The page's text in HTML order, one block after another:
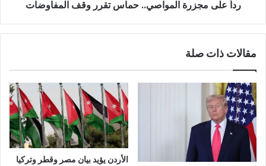
رداً على مجزرة المواصي.. حماس تقرر وقف المفاوضات
مقالات ذات صلة
الأردن يؤيد بيان مصر وقطر وتركيا